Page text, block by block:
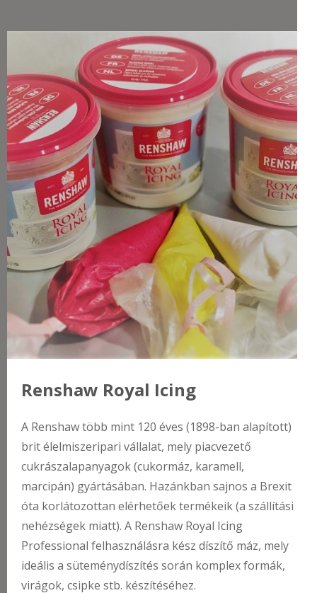
Renshaw Royal Icing
A Renshaw több mint 120 éves (1898-ban alapított)
brit élelmiszeripari vállalat, mely piacvezető
cukrászalapanyagok (cukormáz, karamell,
marcipán) gyártásában. Hazánkban sajnos a Brexit
óta korlátozottan elérhetőek termékeik (a szállítási
nehézségek miatt). A Renshaw Royal Icing
Professional felhasználásra kész díszítő máz, mely
ideális a süteménydíszítés során komplex formák,
virágok, csipke stb. készítéséhez.